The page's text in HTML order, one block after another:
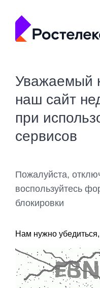
Уважаемый
наш сайт
при
сервисов
Пожалуйста,
воспользуйтесь
блокировки
Нам нужно